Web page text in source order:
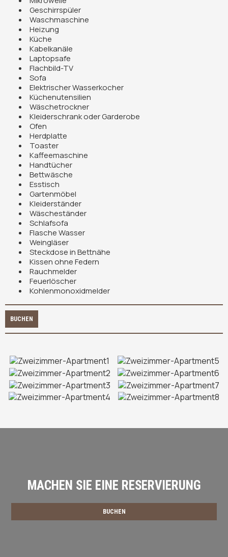
Geschirrspüler
Waschmaschine
Heizung
Küche
Kabelkanäle
Laptopsafe
Flachbild-TV
Sofa
Elektrischer Wasserkocher
Küchenutensilien
Wäschetrockner
Kleiderschrank oder Garderobe
Ofen
Herdplatte
Toaster
Kaffeemaschine
Handtücher
Bettwäsche
Esstisch
Gartenmöbel
Kleiderständer
Wäscheständer
Schlafsofa
Flasche Wasser
Weingläser
Steckdose in Bettnähe
Kissen ohne Federn
Rauchmelder
Feuerlöscher
Kohlenmonoxidmelder
BUCHEN
MACHEN SIE EINE RESERVIERUNG
BUCHEN